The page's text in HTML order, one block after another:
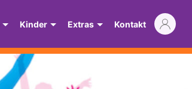
Kinder Extras Kontakt